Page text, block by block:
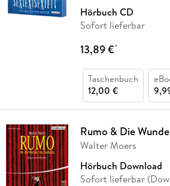
Hörbuch CD
Sofort lieferbar
13,89 €*
Taschenbuch
12,00 €
Rumo & Die
Walter Moers
Hörbuch Download
Sofort lieferbar